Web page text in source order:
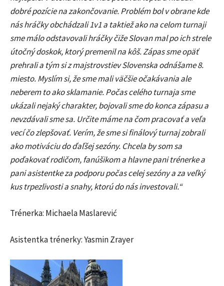
dobré pozície na zakončovanie. Problém bol v obrane kde
nás hráčky obchádzali 1v1 a taktiež ako na celom turnaji
sme málo odstavovali hráčky čiže Slovan mal po ich strele
útočný doskok, ktorý premenil na kôš. Zápas sme opäť
prehrali a tým si z majstrovstiev Slovenska odnášame 8.
miesto. Myslím si, že sme mali väčšie očakávania ale
neberem to ako sklamanie. Počas celého turnaja sme
ukázali nejaký charakter, bojovali sme do konca zápasu a
nevzdávali sme sa. Určite máme na čom pracovať a veľa
vecí čo zlepšovať. Verím, že sme si finálový turnaj zobrali
ako motiváciu do ďaľšej sezóny. Chcela by som sa
poďakovať rodičom, fanúšikom a hlavne pani trénerke a
pani asistentke za podporu počas celej sezóny a za veľký
kus trpezlivosti a snahy, ktorú do nás investovali.“
Trénerka: Michaela Maslarević
Asistentka trénerky: Yasmin Zrayer